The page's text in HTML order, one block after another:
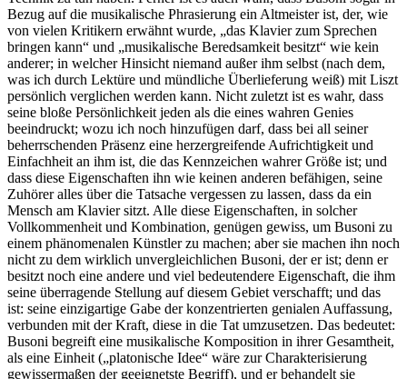
Bezug auf die musikalische Phrasierung ein Altmeister ist, der, wie
von vielen Kritikern erwähnt wurde, „das Klavier zum Sprechen
bringen kann“ und „musikalische Beredsamkeit besitzt“ wie kein
anderer; in welcher Hinsicht niemand außer ihm selbst (nach dem,
was ich durch Lektüre und mündliche Überlieferung weiß) mit Liszt
persönlich verglichen werden kann. Nicht zuletzt ist es wahr, dass
seine bloße Persönlichkeit jeden als die eines wahren Genies
beeindruckt; wozu ich noch hinzufügen darf, dass bei all seiner
beherrschenden Präsenz eine herzergreifende Aufrichtigkeit und
Einfachheit an ihm ist, die das Kennzeichen wahrer Größe ist; und
dass diese Eigenschaften ihn wie keinen anderen befähigen, seine
Zuhörer alles über die Tatsache vergessen zu lassen, dass da ein
Mensch am Klavier sitzt. Alle diese Eigenschaften, in solcher
Vollkommenheit und Kombination, genügen gewiss, um Busoni zu
einem phänomenalen Künstler zu machen; aber sie machen ihn noch
nicht zu dem wirklich unvergleichlichen Busoni, der er ist; denn er
besitzt noch eine andere und viel bedeutendere Eigenschaft, die ihm
seine überragende Stellung auf diesem Gebiet verschafft; und das
ist: seine einzigartige Gabe der konzentrierten genialen Auffassung,
verbunden mit der Kraft, diese in die Tat umzusetzen. Das bedeutet:
Busoni begreift eine musikalische Komposition in ihrer Gesamtheit,
als eine Einheit („platonische Idee“ wäre zur Charakterisierung
gewissermaßen der geeignetste Begriff), und er behandelt sie